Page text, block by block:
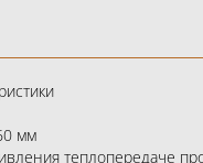
мм
теплопередаче